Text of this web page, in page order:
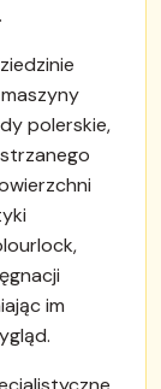
polerskie,
im